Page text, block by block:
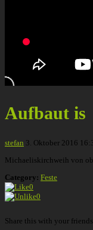
Aufbaut is
stefan 3. Oktober 2016
Michaeliskirchweih von
Category: Feste
0
0
Share this with your